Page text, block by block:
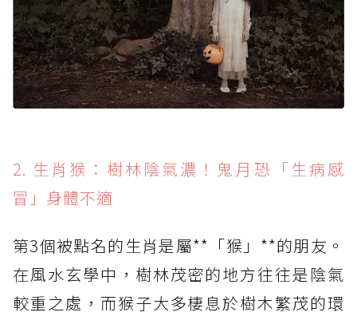
2. 生肖猴：樹林陰氣濃！鬼月恐「生病感
冒」身體不適
第3個被點名的生肖是屬**「猴」**的朋友。
在風水玄學中，樹林茂密的地方往往是陰氣
較重之處，而猴子大多棲息於樹木繁茂的環